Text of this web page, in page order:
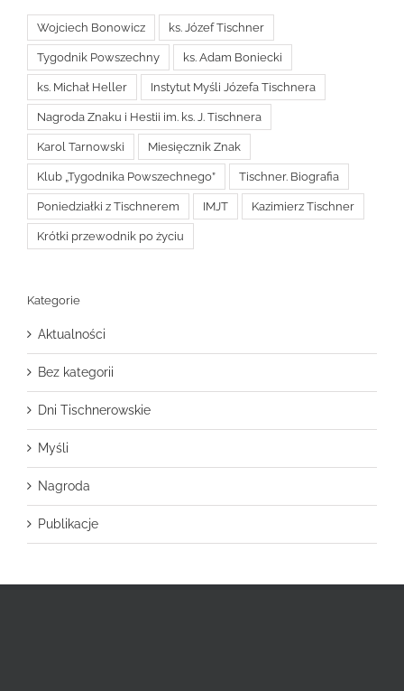
Wojciech Bonowicz ks. Józef Tischner
Tygodnik Powszechny ks. Adam Boniecki
ks. Michał Heller Instytut Myśli Józefa Tischnera
Nagroda Znaku i Hestii im. ks. J. Tischnera
Karol Tarnowski Miesięcznik Znak
Klub „Tygodnika Powszechnego” Tischner. Biografia
Poniedziałki z Tischnerem IMJT Kazimierz Tischner
Krótki przewodnik po życiu
Kategorie
Aktualności
Bez kategorii
Dni Tischnerowskie
Myśli
Nagroda
Publikacje